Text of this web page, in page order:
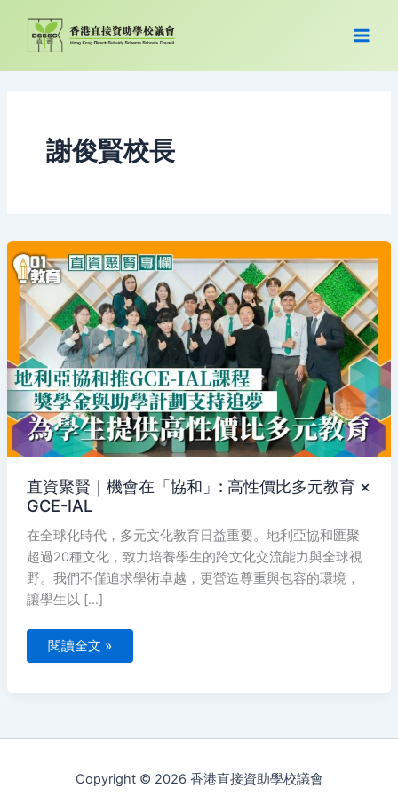
要
謝俊賢校長
直資聚賢｜機會在「協和」: 高性價比多元教育 ×
GCE-IAL
在全球化時代，多元文化教育日益重要。地利亞協和匯聚
超過20種文化，致力培養學生的跨文化交流能力與全球視
野。我們不僅追求學術卓越，更營造尊重與包容的環境，
讓學生以 […]
直
資
聚
賢
機
會
在
「協
和」:
高
性
價
比
多
元
教
育
GCE-
IAL
閱讀全文 »
Copyright © 2026 香港直接資助學校議會